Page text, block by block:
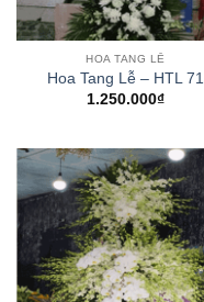
HOA TANG LỄ
Hoa Tang Lễ – HTL 71
1.250.000₫